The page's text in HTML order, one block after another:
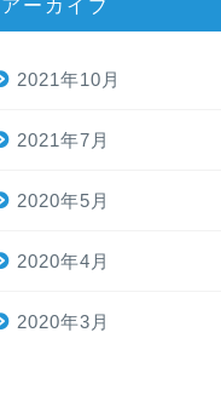
アーカイブ
2021年10月
2021年7月
2020年5月
2020年4月
2020年3月